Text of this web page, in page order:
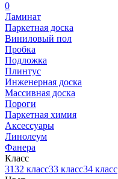
0
Ламинат
Паркетная доска
Виниловый пол
Пробка
Подложка
Плинтус
Инженерная доска
Массивная доска
Пороги
Паркетная химия
Аксессуары
Линолеум
Фанера
Класс
3132 класс33 класс34 класс